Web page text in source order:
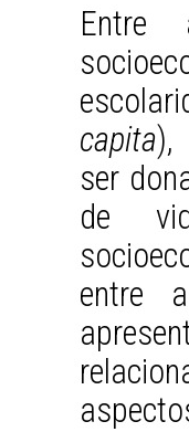
Entre
capita),
ser
de
entre